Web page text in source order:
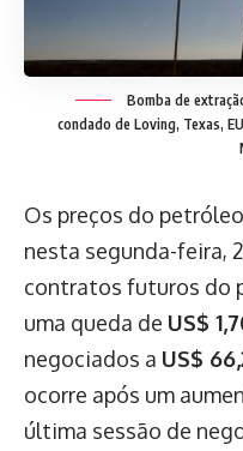
Bomba de
condado de Loving, Texas,
Os preços do
nesta segunda-feira,
contratos futuros do
uma queda de US$
negociados a US$
ocorre após um
última sessão de